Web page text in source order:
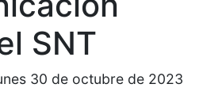
SNT
30 de octubre de 2023